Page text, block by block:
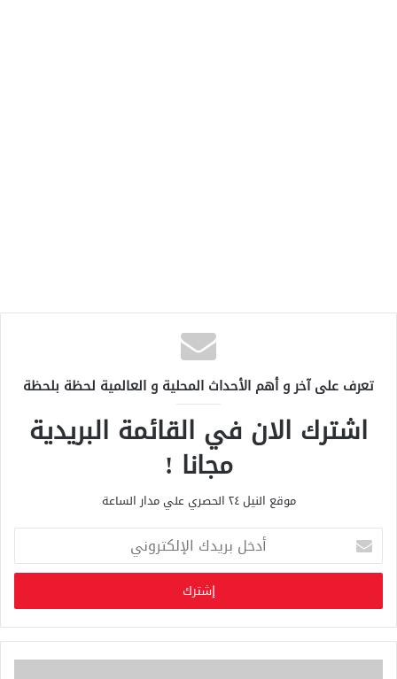
تعرف على آخر و أهم الأحداث المحلية و العالمية لحظة بلحظة
اشترك الان في القائمة البريدية
مجانا !
موقع النيل ٢٤ الحصري علي مدار الساعة
خ
ب
ر
ي
د